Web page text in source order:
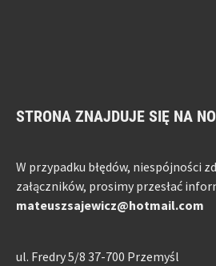
STRONA ZNAJDUJE SIĘ NA
W przypadku błędów, niespójności
załączników, prosimy przesłać
mateuszsajewicz@hotmail.com
ul. Fredry 5/8 37-700 Przemyśl